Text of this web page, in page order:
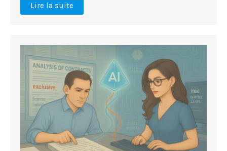
Lire la suite